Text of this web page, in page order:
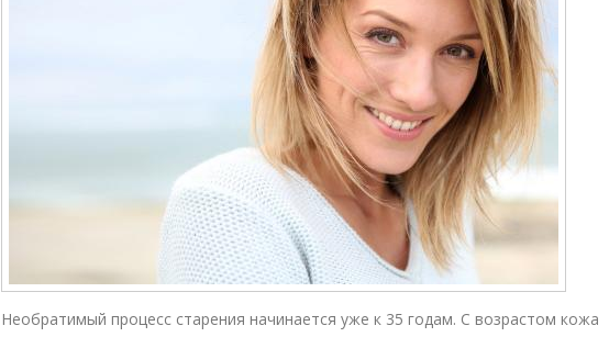
Необратимый процесс старения начинается уже к 35 годам. С возрастом кожа